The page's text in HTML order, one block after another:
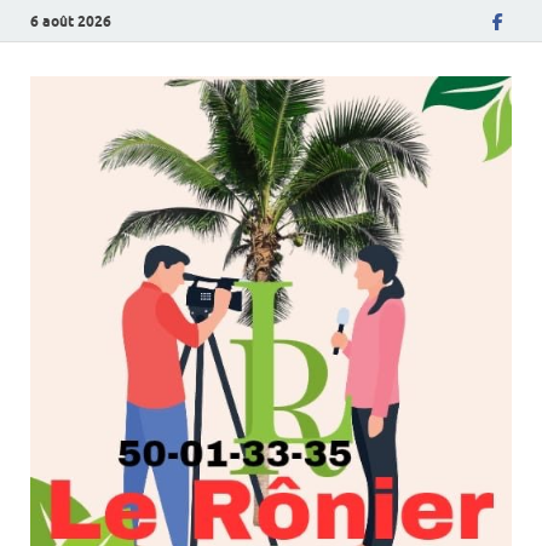
6 août 2026